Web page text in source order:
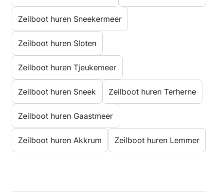
Zeilboot huren Sneekermeer
Zeilboot huren Sloten
Zeilboot huren Tjeukemeer
Zeilboot huren Sneek Zeilboot huren Terherne
Zeilboot huren Gaastmeer
Zeilboot huren Akkrum Zeilboot huren Lemmer